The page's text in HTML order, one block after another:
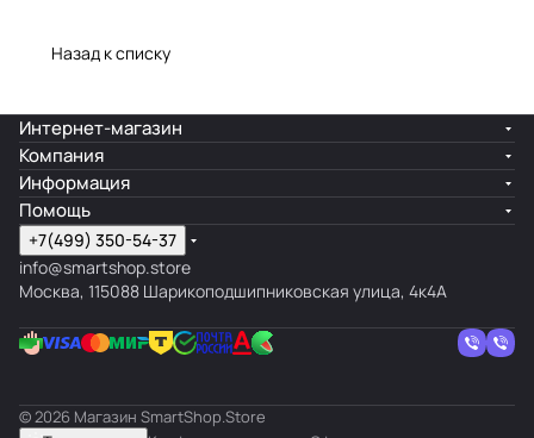
Назад к списку
Интернет-магазин
Компания
Информация
Помощь
+7(499) 350-54-37
info@smartshop.store
Москва, 115088 Шарикоподшипниковская улица, 4к4А
© 2026 Магазин SmartShop.Store